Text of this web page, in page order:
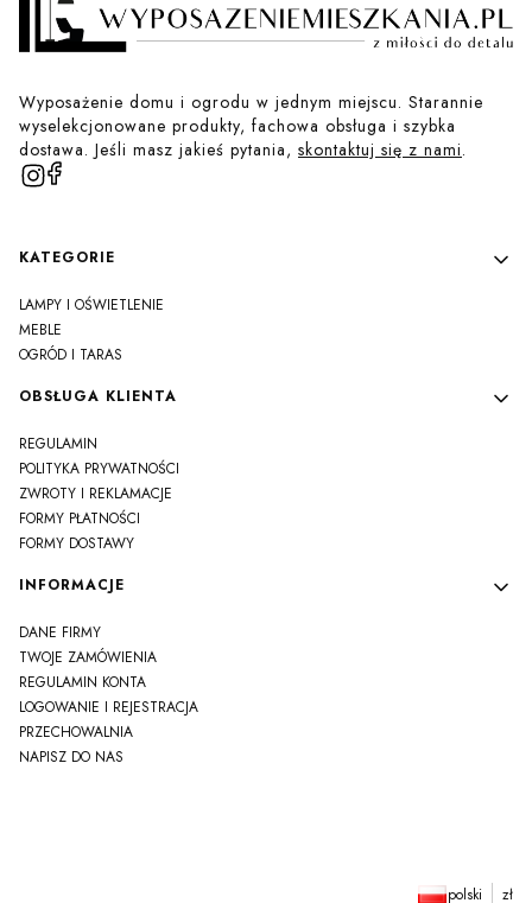
Wyposażenie domu i ogrodu w jednym miejscu. Starannie
wyselekcjonowane produkty, fachowa obsługa i szybka
dostawa. Jeśli masz jakieś pytania, skontaktuj się z nami.
Linki w stopce
KATEGORIE
LAMPY I OŚWIETLENIE
MEBLE
OGRÓD I TARAS
OBSŁUGA KLIENTA
REGULAMIN
POLITYKA PRYWATNOŚCI
ZWROTY I REKLAMACJE
FORMY PŁATNOŚCI
FORMY DOSTAWY
INFORMACJE
DANE FIRMY
TWOJE ZAMÓWIENIA
REGULAMIN KONTA
LOGOWANIE I REJESTRACJA
PRZECHOWALNIA
NAPISZ DO NAS
polski zł